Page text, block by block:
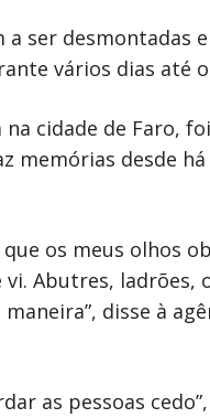
a ser
vários dias até
na cidade de
memórias desde
os meus olhos
Abutres,
disse à
as pessoas